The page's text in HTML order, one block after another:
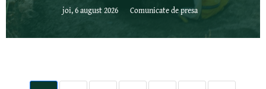
joi, 6 august 2026 Comunicate de presa